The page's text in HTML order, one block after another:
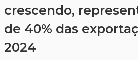
crescendo,
de 40% das
2024